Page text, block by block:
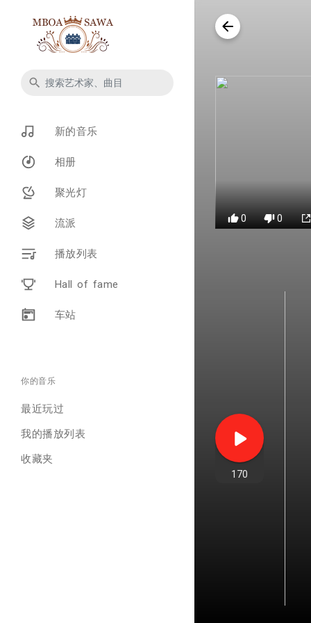
新的音乐
相册
聚光灯
流派
播放列表
Hall of fame
车站
你的音乐
最近玩过
我的播放列表
收藏夹
0 0
170